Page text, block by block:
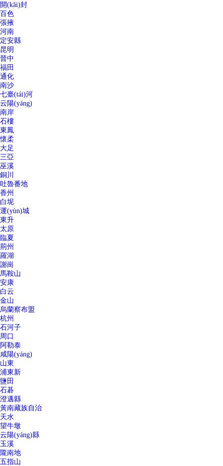
開(kāi)封
百色
張掖
河南
定安縣
昆明
晉中
福田
通化
南沙
七臺(tái)河
云陽(yáng)
南岸
石樓
東鳳
懷柔
大足
三亞
巫溪
銅川
吐魯番地
香州
白坭
運(yùn)城
東升
太原
臨夏
荊州
羅湖
謝崗
馬鞍山
安康
白云
金山
烏蘭察布盟
杭州
石河子
周口
阿勒泰
咸陽(yáng)
山東
浦東新
鹽田
石碁
澄邁縣
黃南藏族自治
天水
望牛墩
云陽(yáng)縣
玉溪
隴南地
五指山